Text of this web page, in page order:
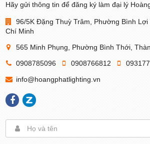
Hãy gửi thông tin để đăng ký làm đại lý
96/5K Đặng Thuỳ Trâm, Phường Bình Lợi
Chí Minh
565 Minh Phụng, Phường Bình Thới,
0908785096
0908766812
info@hoangphatlighting.vn